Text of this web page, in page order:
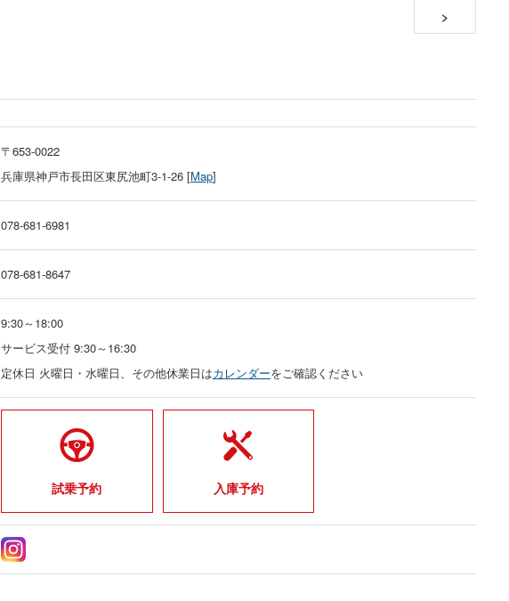
>
〒653-0022
兵庫県神戸市長田区東尻池町3‐1‐26 [Map]
078-681-6981
078-681-8647
9:30～18:00
サービス受付 9:30～16:30
定休日 火曜日・水曜日、その他休業日はカレンダーをご確認ください
試乗予約 入庫予約